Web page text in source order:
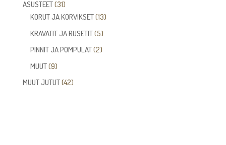
ASUSTEET 3131
tuotetta
KORUT JA KORVIKSET 1313
KRAVATIT JA RUSETIT 55
tuotetta
PINNIT JA POMPULAT 22
MUUT 99
tuotetta
MUUT JUTUT 4242